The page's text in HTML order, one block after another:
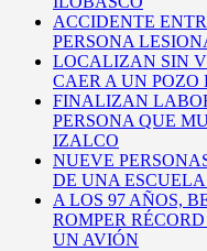
ACCIDENTE
PERSONA
LOCALIZAN SIN
CAER A UN POZO
FINALIZAN
PERSONA QUE
IZALCO
NUEVE
DE UNA
A LOS 97 AÑOS,
ROMPER
UN AVIÓN